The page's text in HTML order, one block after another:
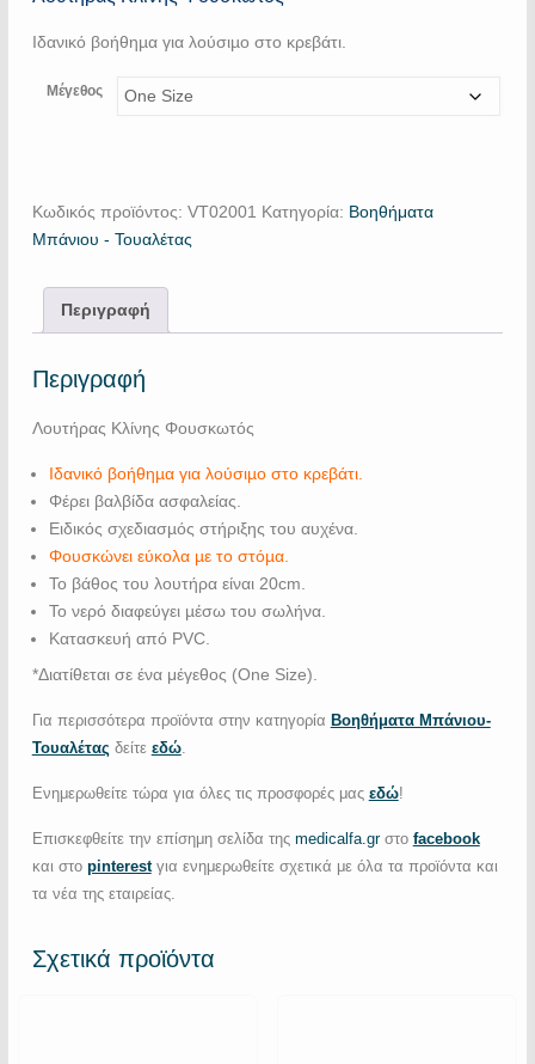
Ιδανικό βοήθηµα για λούσιµο στο κρεβάτι.
Μέγεθος
Κωδικός προϊόντος: VT02001 Κατηγορία: Βοηθήματα
Μπάνιου - Τουαλέτας
Περιγραφή
Περιγραφή
Λουτήρας Κλίνης Φουσκωτός
Ιδανικό βοήθηµα για λούσιµο στο κρεβάτι.
Φέρει βαλβίδα ασφαλείας.
Ειδικός σχεδιασµός στήριξης του αυχένα.
Φουσκώνει εύκολα µε το στόµα.
Το βάθος του λουτήρα είναι 20cm.
To νερό διαφεύγει µέσω του σωλήνα.
Κατασκευή από PVC.
*Διατίθεται σε ένα μέγεθος (One Size).
Για περισσότερα προϊόντα στην κατηγορία Βοηθήματα Μπάνιου-
Τουαλέτας δείτε εδώ.
Ενημερωθείτε τώρα για όλες τις προσφορές μας εδώ!
Επισκεφθείτε την επίσημη σελίδα της medicalfa.grστο facebook
και στο pinterest για ενημερωθείτε σχετικά με όλα τα προϊόντα και
τα νέα της εταιρείας.
Σχετικά προϊόντα